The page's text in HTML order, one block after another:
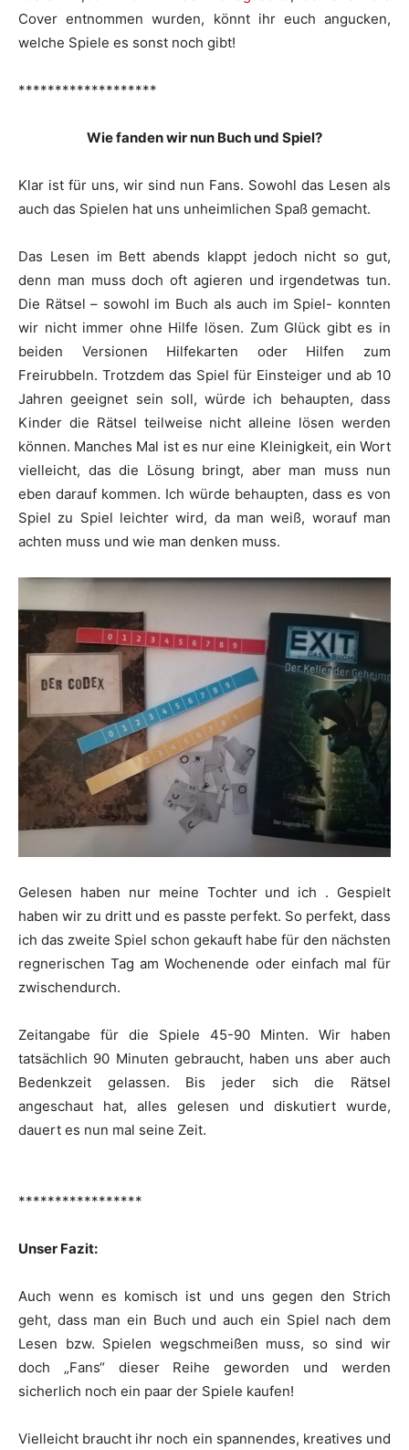
Cover entnommen wurden, könnt ihr euch angucken,
welche Spiele es sonst noch gibt!
*******************
Wie fanden wir nun Buch und Spiel?
Klar ist für uns, wir sind nun Fans. Sowohl das Lesen als
auch das Spielen hat uns unheimlichen Spaß gemacht.
Das Lesen im Bett abends klappt jedoch nicht so gut,
denn man muss doch oft agieren und irgendetwas tun.
Die Rätsel – sowohl im Buch als auch im Spiel- konnten
wir nicht immer ohne Hilfe lösen. Zum Glück gibt es in
beiden Versionen Hilfekarten oder Hilfen zum
Freirubbeln. Trotzdem das Spiel für Einsteiger und ab 10
Jahren geeignet sein soll, würde ich behaupten, dass
Kinder die Rätsel teilweise nicht alleine lösen werden
können. Manches Mal ist es nur eine Kleinigkeit, ein Wort
vielleicht, das die Lösung bringt, aber man muss nun
eben darauf kommen. Ich würde behaupten, dass es von
Spiel zu Spiel leichter wird, da man weiß, worauf man
achten muss und wie man denken muss.
Gelesen haben nur meine Tochter und ich . Gespielt
haben wir zu dritt und es passte perfekt. So perfekt, dass
ich das zweite Spiel schon gekauft habe für den nächsten
regnerischen Tag am Wochenende oder einfach mal für
zwischendurch.
Zeitangabe für die Spiele 45-90 Minten. Wir haben
tatsächlich 90 Minuten gebraucht, haben uns aber auch
Bedenkzeit gelassen. Bis jeder sich die Rätsel
angeschaut hat, alles gelesen und diskutiert wurde,
dauert es nun mal seine Zeit.
*****************
Unser Fazit:
Auch wenn es komisch ist und uns gegen den Strich
geht, dass man ein Buch und auch ein Spiel nach dem
Lesen bzw. Spielen wegschmeißen muss, so sind wir
doch „Fans“ dieser Reihe geworden und werden
sicherlich noch ein paar der Spiele kaufen!
Vielleicht braucht ihr noch ein spannendes, kreatives und